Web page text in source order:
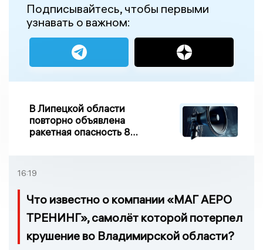
Подписывайтесь, чтобы первыми
узнавать о важном:
В Липецкой области
повторно объявлена
ракетная опасность 8
16:19
Что известно о компании «МАГ АЕРО
ТРЕНИНГ», самолёт которой потерпел
крушение во Владимирской области?